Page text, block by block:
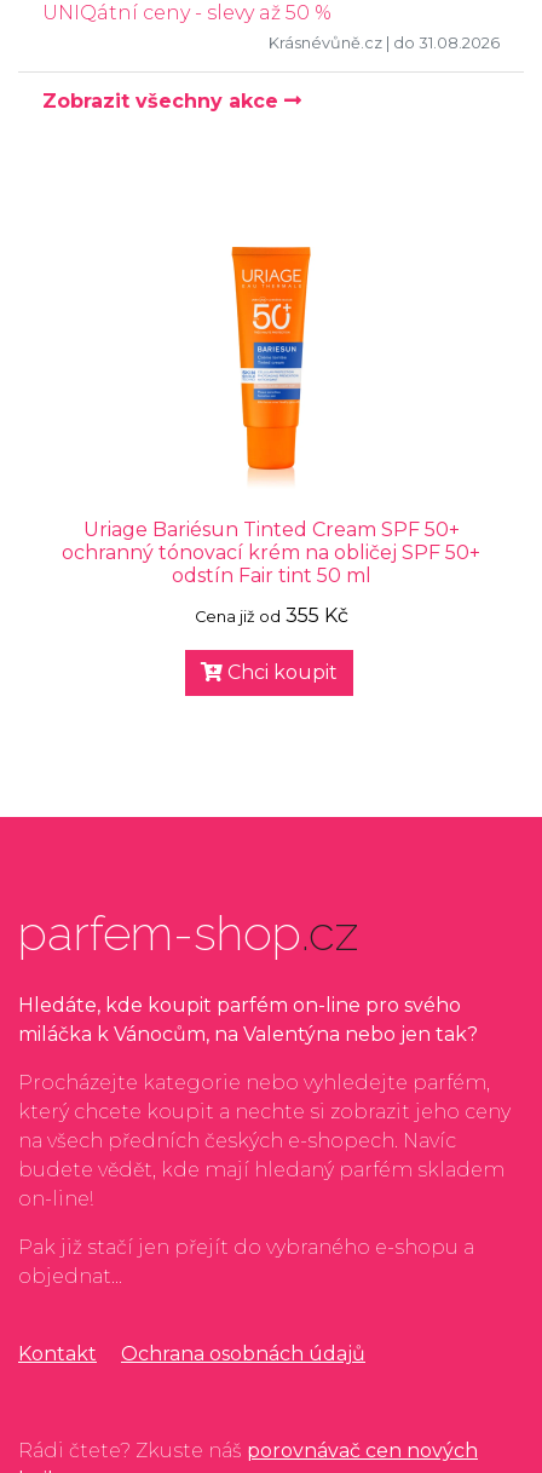
UNIQátní ceny - slevy až 50 %
Krásnévůně.cz | do 31.08.2026
Zobrazit všechny akce
Uriage Bariésun Tinted Cream SPF 50+
ochranný tónovací krém na obličej SPF 50+
odstín Fair tint 50 ml
Cena již od 355 Kč
Chci koupit
parfem-shop.cz
Hledáte, kde koupit parfém on-line pro svého
miláčka k Vánocům, na Valentýna nebo jen tak?
Procházejte kategorie nebo vyhledejte parfém,
který chcete koupit a nechte si zobrazit jeho ceny
na všech předních českých e-shopech. Navíc
budete vědět, kde mají hledaný parfém skladem
on-line!
Pak již stačí jen přejít do vybraného e-shopu a
objednat...
Kontakt Ochrana osobnách údajů
Rádi čtete? Zkuste náš porovnávač cen nových